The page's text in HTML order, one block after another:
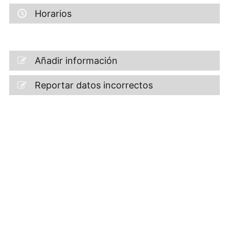
Horarios
Añadir información
Reportar datos incorrectos